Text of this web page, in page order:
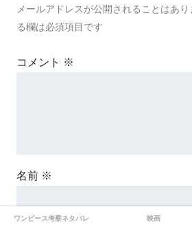
メールアドレスが公開されることはあり
る欄は必須項目です
コメント ※
名前 ※
ワンピース考察ネタバレ 映画